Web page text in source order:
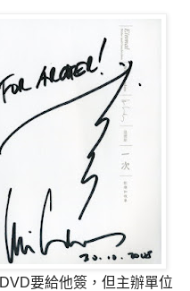
要給他簽，但主辦單位